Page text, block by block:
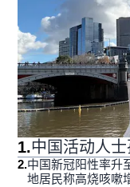
1.中国活动人
2.中国新冠阳性率
地居民称高烧咳嗽